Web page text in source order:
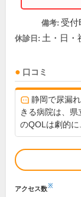
備考: 受付
休診日: 土・日・
口コミ
静岡で尿漏
きる病院は、
のQOLは劇的に...
アクセス数※